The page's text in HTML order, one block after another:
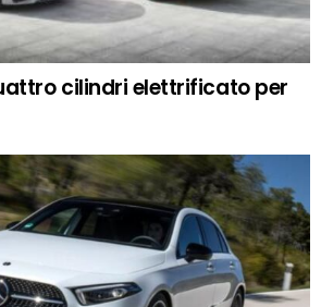
cilindri elettrificato per